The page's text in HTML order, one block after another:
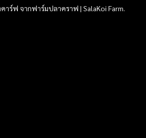
าร์ฟ จากฟาร์มปลาคราฟ | SalaKoi Farm.